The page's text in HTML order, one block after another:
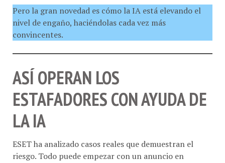
Pero la gran novedad es cómo la IA está elevando el
nivel de engaño, haciéndolas cada vez más
convincentes.
ASÍ OPERAN LOS
ESTAFADORES CON AYUDA DE
LA IA
ESET ha analizado casos reales que demuestran el
riesgo. Todo puede empezar con un anuncio en